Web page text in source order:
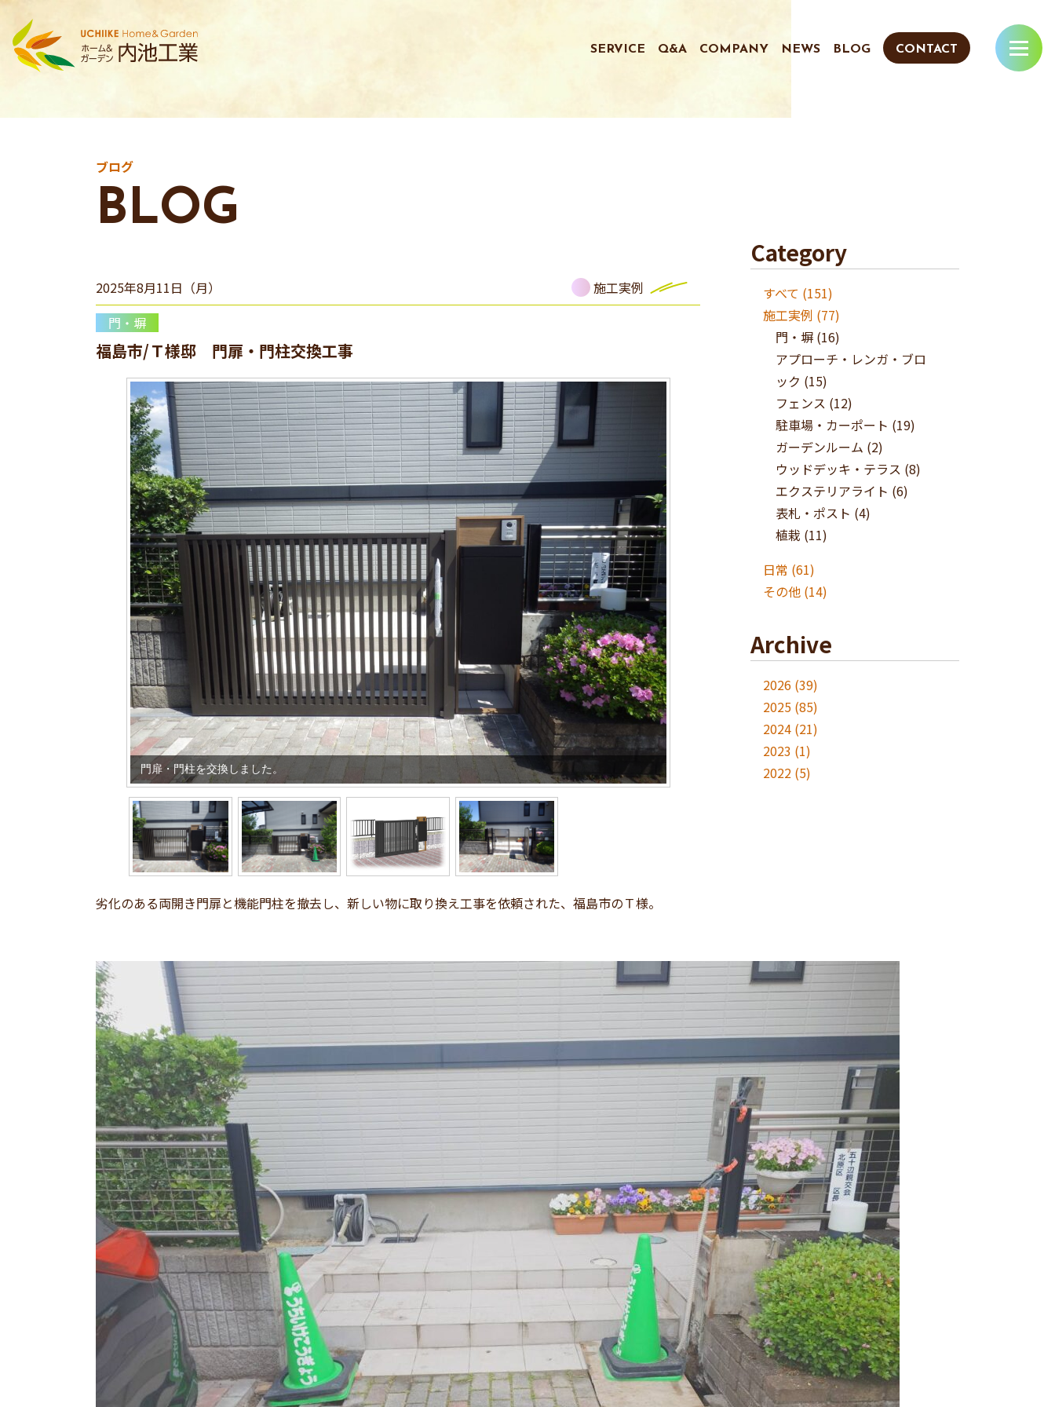
SERVICE Q&A COMPANY NEWS BLOG CONTACT
ブログ
BLOG
2025年8月11日（月）
施工実例
門・塀
福島市/Ｔ様邸 門扉・門柱交換工事
門扉・門柱を交換しました。
劣化のある両開き門扉と機能門柱を撤去し、新しい物に取り換え工事を依頼された、福島市のＴ様。
Category
すべて (151)
施工実例 (77)
門・塀 (16)
アプローチ・レンガ・ブロ
ック (15)
フェンス (12)
駐車場・カーポート (19)
ガーデンルーム (2)
ウッドデッキ・テラス (8)
エクステリアライト (6)
表札・ポスト (4)
植栽 (11)
日常 (61)
その他 (14)
Archive
2026 (39)
2025 (85)
2024 (21)
2023 (1)
2022 (5)